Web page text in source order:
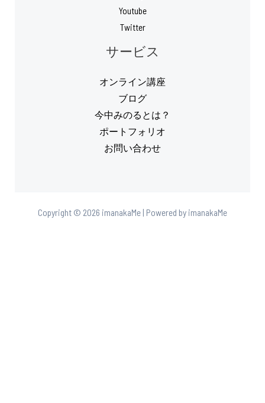
Youtube
Twitter
サービス
オンライン講座
ブログ
今中みのるとは？
ポートフォリオ
お問い合わせ
Copyright © 2026 imanakaMe | Powered by imanakaMe